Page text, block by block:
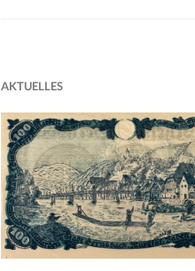
R
N
S
B
A
C
H
AKTUELLES